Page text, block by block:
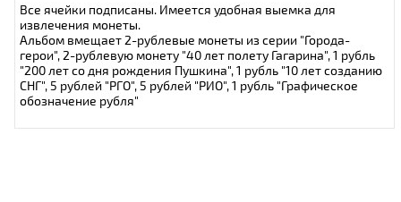
Все ячейки подписаны. Имеется удобная выемка для
извлечения монеты.
Альбом вмещает 2-рублевые монеты из серии "Города-
герои", 2-рублевую монету "40 лет полету Гагарина", 1 рубль
"200 лет со дня рождения Пушкина", 1 рубль "10 лет созданию
СНГ", 5 рублей "РГО", 5 рублей "РИО", 1 рубль "Графическое
обозначение рубля"